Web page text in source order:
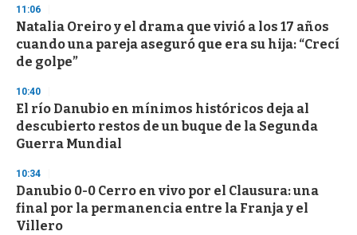
s
e
c
o
n
11:06
Natalia Oreiro y el drama que vivió a los 17 años
cuando una pareja aseguró que era su hija: “Crecí
de golpe”
10:40
El río Danubio en mínimos históricos deja al
descubierto restos de un buque de la Segunda
Guerra Mundial
10:34
Danubio 0-0 Cerro en vivo por el Clausura: una
final por la permanencia entre la Franja y el
Villero